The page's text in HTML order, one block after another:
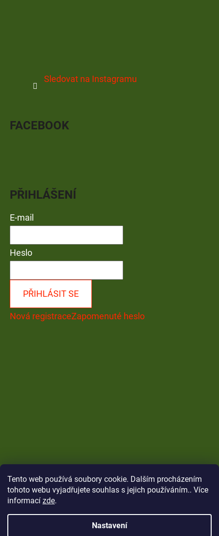
Tento web používá soubory cookie. Dalším procházením
tohoto webu vyjadřujete souhlas s jejich používáním.. Více
informací zde.
Nastavení
Sledovat na Instagramu
FACEBOOK
PŘIHLÁŠENÍ
E-mail
Heslo
PŘIHLÁSIT SE
Nová registraceZapomenuté heslo